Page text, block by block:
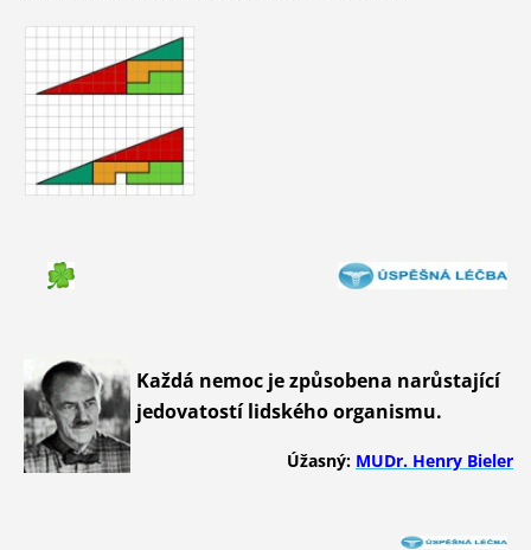
Každá nemoc je způsobena narůstající
jedovatostí lidského organismu.
Úžasný: MUDr. Henry Bieler